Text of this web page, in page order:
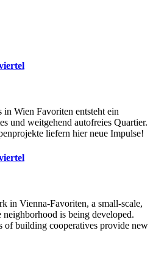
Wien Favoriten entsteht ein
und weitgehend autofreies Quartier.
liefern hier neue Impulse!
in Vienna-Favoriten, a small-scale,
is being developed.
of building cooperatives provide new